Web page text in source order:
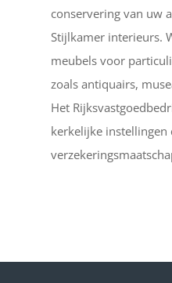
conservering van uw
Stijlkamer interieurs.
meubels voor
zoals antiquairs,
Het
kerkelijke instellingen